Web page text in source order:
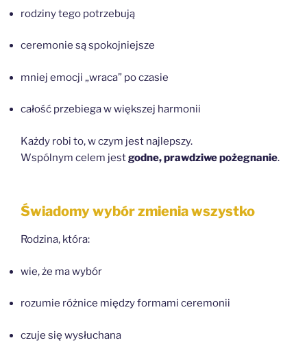
rodziny tego potrzebują
ceremonie są spokojniejsze
mniej emocji „wraca” po czasie
całość przebiega w większej harmonii
Każdy robi to, w czym jest najlepszy.
Wspólnym celem jestgodne, prawdziwe pożegnanie.
Świadomy wybór zmienia wszystko
Rodzina, która:
wie, że ma wybór
rozumie różnice między formami ceremonii
czuje się wysłuchana